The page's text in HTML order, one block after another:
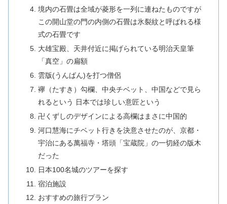
境内の石畳は全域が菱形を一列に連ねたものですが
この開山堂の門の内側の石畳は氷裂紋と呼ばれる様
式の石畳です
大雄宝殿、天井付近に掲げられている明治天皇筆
「真空」の扁額
雲版(うんばん)を打つ僧侶
襷（たすき）勾欄、中央チベット、中国などで見ら
れるという 日本では珍しい意匠という
卍くずしのデザインによる高欄はまさに中国的
河口慧海にチベット行きを決意させたのが、京都・
宇治にある萬福寺・塔頭「宝蔵院」の一切経の版木
だった
日本100名城のツアーを探す
宿泊施設
おすすめの旅行プラン